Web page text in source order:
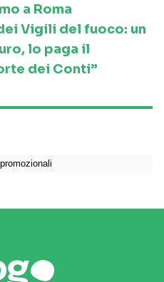
a Roma
Vigili del fuoco: un
lo paga il
dei Conti”